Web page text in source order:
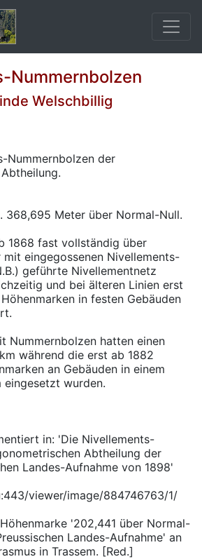
Nummernbolzen
Welschbillig
Nummernbolzen der
368,695 Meter über Normal-Null.
1868 fast vollständig über
eingegossenen Nivellements-
geführte Nivellementnetz
und bei älteren Linien erst
in festen Gebäuden
Nummernbolzen hatten einen
während die erst ab 1882
an Gebäuden in einem
eingesetzt wurden.
in: 'Die Nivellements-
Abtheilung der
Landes-Aufnahme von 1898'
viewer/image/884746763/1/
'202,441 über Normal-
Landes-Aufnahme' an
in Trassem. [Red.]